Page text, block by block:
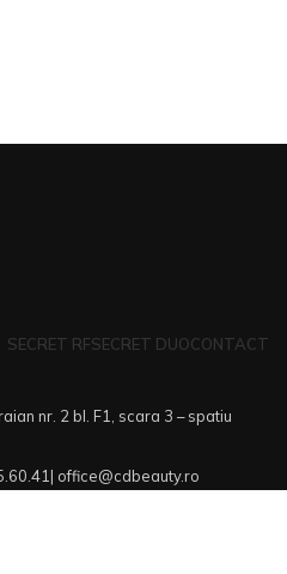
SECRET RFSECRET DUOCONTACT
nr. 2 bl. F1, scara 3 – spatiu
office@cdbeauty.ro